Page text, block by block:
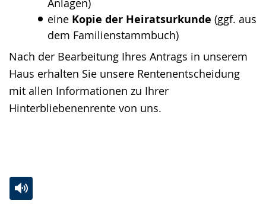
eine Kopie der Heiratsurkunde (ggf. aus
dem Familienstammbuch)
Nach der Bearbeitung Ihres Antrags in unserem
Haus erhalten Sie unsere Rentenentscheidung
mit allen Informationen zu Ihrer
Hinterbliebenenrente von uns.